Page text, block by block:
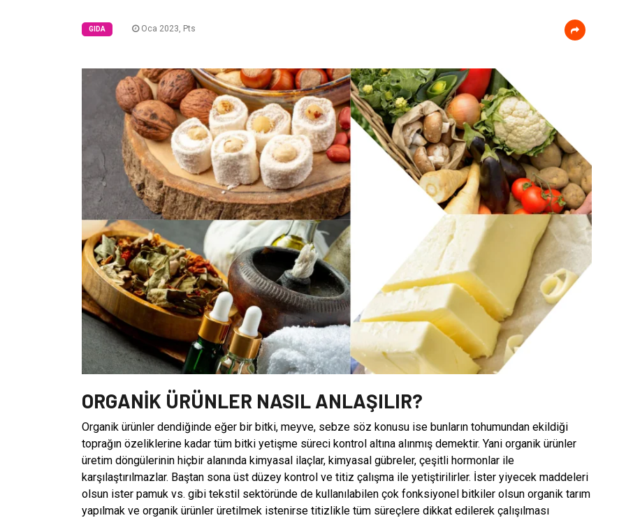
GIDA Oca 2023, Pts
ORGANİK ÜRÜNLER NASIL ANLAŞILIR?
Organik ürünler dendiğinde eğer bir bitki, meyve, sebze söz konusu ise bunların tohumundan ekildiği
toprağın özeliklerine kadar tüm bitki yetişme süreci kontrol altına alınmış demektir. Yani organik ürünler
üretim döngülerinin hiçbir alanında kimyasal ilaçlar, kimyasal gübreler, çeşitli hormonlar ile
karşılaştırılmazlar. Baştan sona üst düzey kontrol ve titiz çalışma ile yetiştirilirler. İster yiyecek maddeleri
olsun ister pamuk vs. gibi tekstil sektöründe de kullanılabilen çok fonksiyonel bitkiler olsun organik tarım
yapılmak ve organik ürünler üretilmek istenirse titizlikle tüm süreçlere dikkat edilerek çalışılması